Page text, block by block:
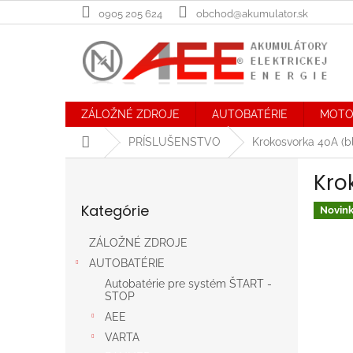
na
0905 205 624 obchod@akumulator.sk
ZÁLOŽNÉ ZDROJE AUTOBATÉRIE
DomovPRÍSLUŠENSTVO Krokosvorka 40A
kategórie
Kategórie
ZÁLOŽNÉ ZDROJE
AUTOBATÉRIE
Autobatérie pre systém ŠTART -
STOP
AEE
VARTA